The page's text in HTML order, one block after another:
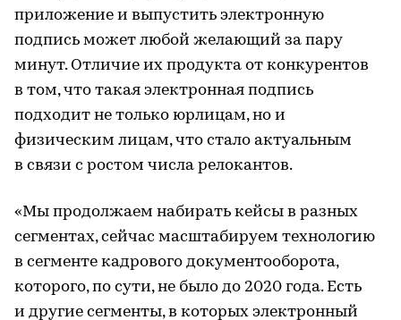
приложение и выпустить электронную
подпись может любой желающий за пару
минут. Отличие их продукта от конкурентов
в том, что такая электронная подпись
подходит не только юрлицам, но и
физическим лицам, что стало актуальным
в связи с ростом числа релокантов.
«Мы продолжаем набирать кейсы в разных
сегментах, сейчас масштабируем технологию
в сегменте кадрового документооборота,
которого, по сути, не было до 2020 года. Есть
и другие сегменты, в которых электронный